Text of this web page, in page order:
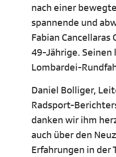
nach einer
spannende und
Fabian
49-Jährige.
Lombardei-
Daniel Bolliger,
Radsport-
danken wir ihm
auch über den
Erfahrungen in der